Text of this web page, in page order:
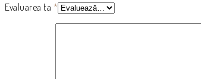
Evaluarea ta *